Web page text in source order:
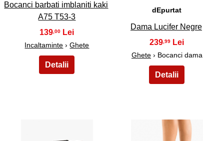
Bocanci barbati imblaniti kaki
A75 T53-3
139 ,00
Incaltaminte ›Ghete
dEpurtat
Dama Lucifer Negre
239 ,99
Ghete› Bocanci dama